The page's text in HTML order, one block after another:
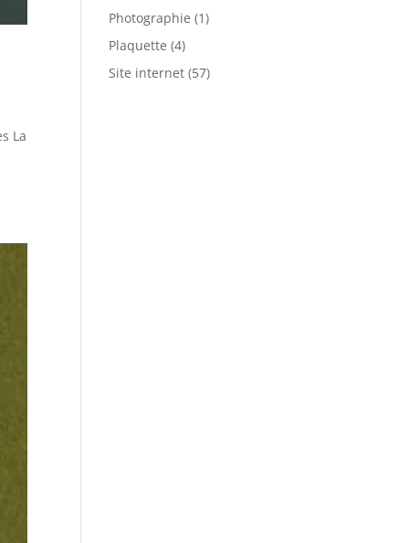
La
Photographie (1)
Plaquette (4)
Site internet (57)